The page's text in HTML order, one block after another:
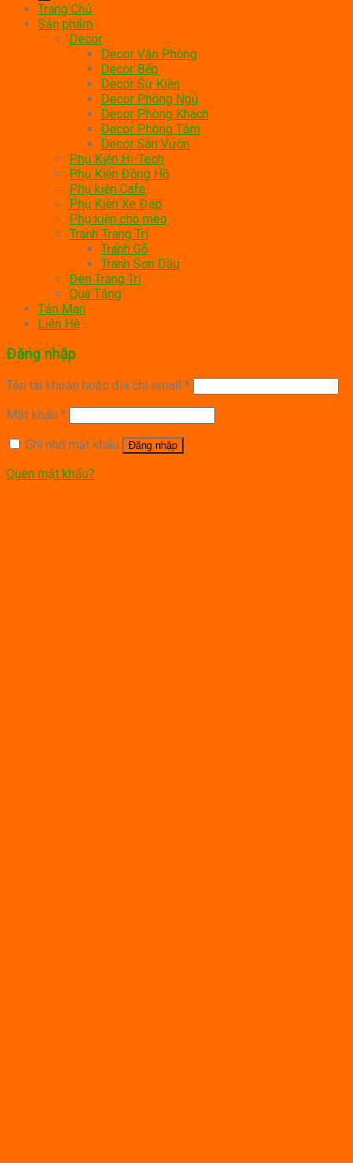
Trang Chủ
Sản phẩm
Decor
Decor Văn Phòng
Decor Bếp
Decor Sự Kiện
Decor Phòng Ngủ
Decor Phòng Khách
Decor Phòng Tắm
Decor Sân Vườn
Phụ Kiện Hi-Tech
Phụ Kiện Đồng Hồ
Phụ kiện Cafe
Phụ Kiện Xe Đạp
Phụ kiện chó mèo
Tranh Trang Trí
Tranh Gỗ
Tranh Sơn Dầu
Đèn Trang Trí
Quà Tặng
Tản Mạn
Liên Hệ
Đăng nhập
Tên tài khoản hoặc địa chỉ email *
Mật khẩu *
Ghi nhớ mật khẩu
Đăng nhập
Quên mật khẩu?